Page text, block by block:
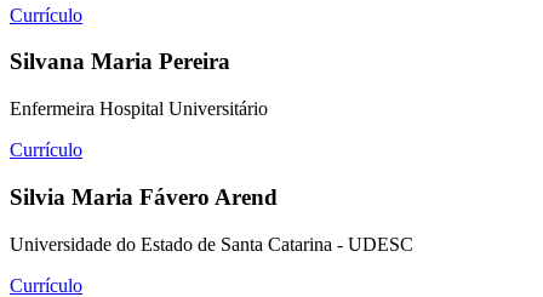
Currículo
Silvana Maria Pereira
Enfermeira Hospital Universitário
Currículo
Silvia Maria Fávero Arend
Universidade do Estado de Santa Catarina - UDESC
Currículo